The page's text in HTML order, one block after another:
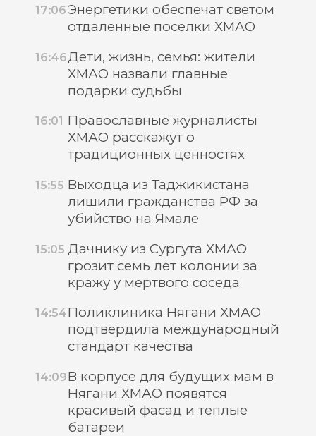
17:06 Энергетики обеспечат светом
отдаленные поселки ХМАО
16:46Дети, жизнь, семья: жители
ХМАО назвали главные
подарки судьбы
16:01 Православные журналисты
ХМАО расскажут о
традиционных ценностях
15:55 Выходца из Таджикистана
лишили гражданства РФ за
убийство на Ямале
15:05 Дачнику из Сургута ХМАО
грозит семь лет колонии за
кражу у мертвого соседа
14:54Поликлиника Нягани ХМАО
подтвердила международный
стандарт качества
14:09В корпусе для будущих мам в
Нягани ХМАО появятся
красивый фасад и теплые
батареи